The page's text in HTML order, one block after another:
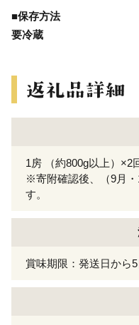
■保存方法
要冷蔵
1房 （約800g以上）×2
※寄附確認後、（9月
す。
賞味期限：発送日から5